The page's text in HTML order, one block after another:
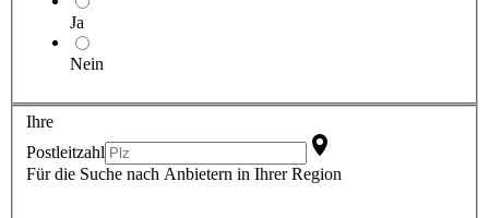
Ja
Nein
Ihre
Postleitzahl
Für die Suche nach Anbietern in Ihrer Region